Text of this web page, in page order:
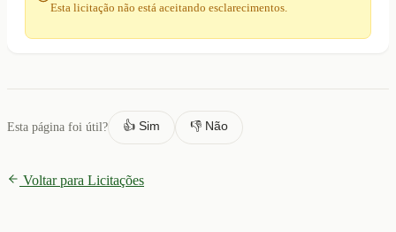
Esta licitação não está aceitando esclarecimentos.
Esta página foi útil? 👍 Sim 👎 Não
Voltar para Licitações